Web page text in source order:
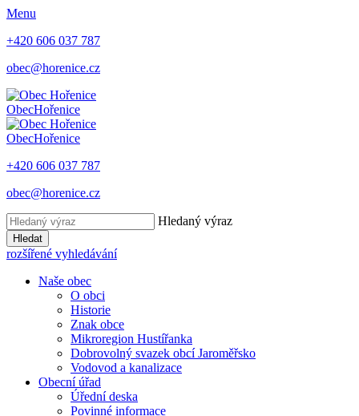
Menu
+420 606 037 787
obec@horenice.cz
ObecHořenice
ObecHořenice
+420 606 037 787
obec@horenice.cz
Hledaný výraz
Hledat
rozšířené vyhledávání
Naše obec
O obci
Historie
Znak obce
Mikroregion Hustířanka
Dobrovolný svazek obcí Jaroměřsko
Vodovod a kanalizace
Obecní úřad
Úřední deska
Povinné informace